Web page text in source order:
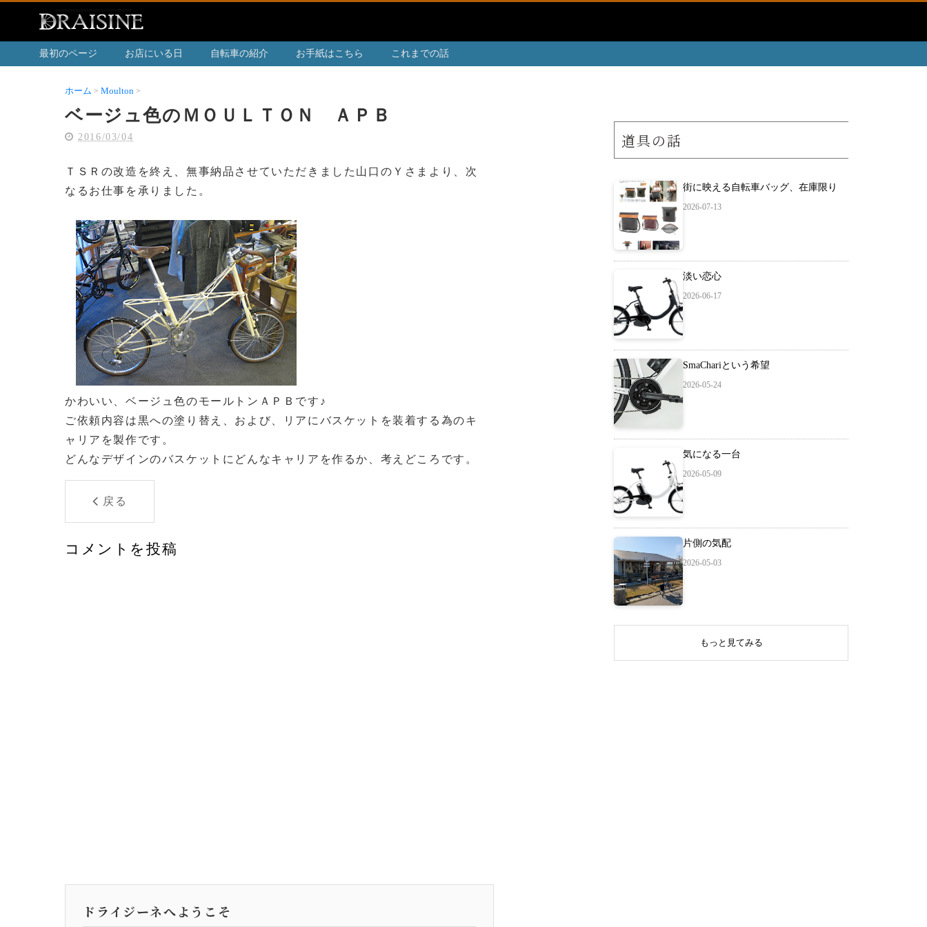
最初のページ お店にいる日 自転車の紹介 お手紙はこちら これまでの話
ホーム Moulton
ベージュ色のＭＯＵＬＴＯＮ ＡＰＢ
2016/03/04
ＴＳＲの改造を終え、無事納品させていただきました山口のＹさまより、次
なるお仕事を承りました。
かわいい、ベージュ色のモールトンＡＰＢです♪
ご依頼内容は黒への塗り替え、および、リアにバスケットを装着する為のキ
ャリアを製作です。
どんなデザインのバスケットにどんなキャリアを作るか、考えどころです。
戻る
コメントを投稿
ドライジーネへようこそ
道具の話
街に映える自転車バッグ、在庫限り
2026-07-13
淡い恋心
2026-06-17
SmaChariという希望
2026-05-24
気になる一台
2026-05-09
片側の気配
2026-05-03
もっと見てみる